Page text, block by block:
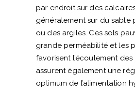
par endroit sur des
généralement sur du sable
ou des argiles. Ces sols
grande perméabilité et les
favorisent l’écoulement des
assurent également une
optimum de l’alimentation